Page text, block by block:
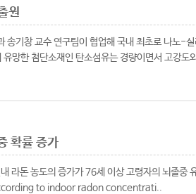
원
송기창 교수 연구팀이 협업해 국내 최초로 나노-
망한 첨단소재인 탄소섬유는 경량이면서 고강도
확률 증가
라돈 농도의 증가가 76세 이상 고령자의 뇌졸중
to indoor radon concentrati..